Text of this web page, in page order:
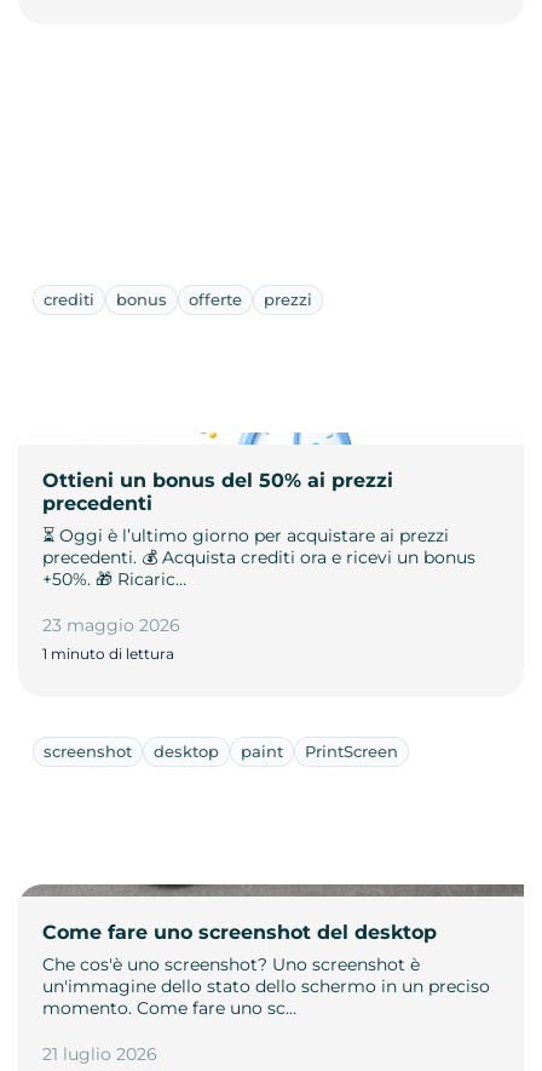
crediti bonus offerte prezzi
Ottieni un bonus del 50% ai prezzi
precedenti
⏳ Oggi è l’ultimo giorno per acquistare ai prezzi
precedenti. 💰 Acquista crediti ora e ricevi un bonus
+50%. 🎁 Ricaric…
23 maggio 2026
1 minuto di lettura
screenshot desktop paint PrintScreen
Come fare uno screenshot del desktop
Che cos'è uno screenshot? Uno screenshot è
un'immagine dello stato dello schermo in un preciso
momento. Come fare uno sc…
21 luglio 2026